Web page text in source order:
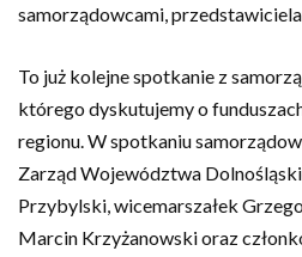
samorządowcami,
To już kolejne spotkanie z
którego dyskutujemy o
regionu. W spotkaniu
Zarząd Województwa
Przybylski, wicemarszałek
Marcin Krzyżanowski oraz